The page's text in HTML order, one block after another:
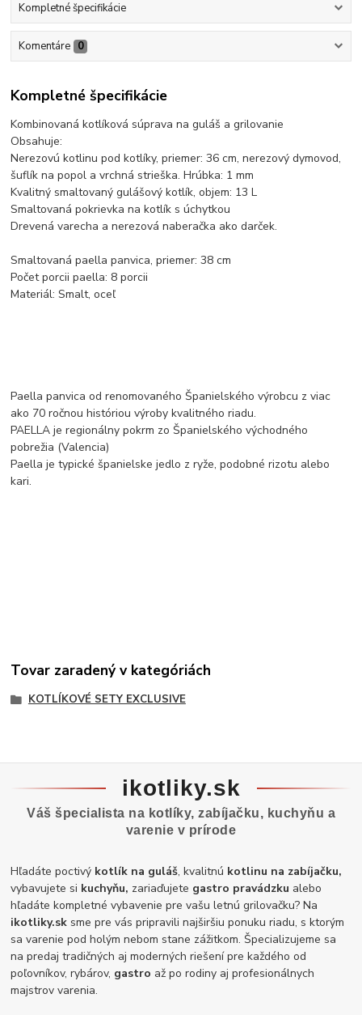
Kompletné špecifikácie
Komentáre 0
Kompletné špecifikácie
Kombinovaná kotlíková súprava na guláš a grilovanie
Obsahuje:
Nerezovú kotlinu pod kotlíky, priemer: 36 cm, nerezový dymovod,
šuflík na popol a vrchná strieška. Hrúbka: 1 mm
Kvalitný smaltovaný gulášový kotlík, objem: 13 L
Smaltovaná pokrievka na kotlík s úchytkou
Drevená varecha a nerezová naberačka ako darček.
Smaltovaná paella panvica, priemer: 38 cm
Počet porcii paella: 8 porcii
Materiál: Smalt, oceľ
Paella panvica od renomovaného Španielského výrobcu z viac
ako 70 ročnou históriou výroby kvalitného riadu.
PAELLA je regionálny pokrm zo Španielského východného
pobrežia (Valencia)
Paella je typické španielske jedlo z ryže, podobné rizotu alebo
kari.
Tovar zaradený v kategóriách
KOTLÍKOVÉ SETY EXCLUSIVE
ikotliky.sk
Váš špecialista na kotlíky, zabíjačku, kuchyňu a
varenie v prírode
Hľadáte poctivý kotlík na guláš, kvalitnú kotlinu na zabíjačku,
vybavujete si kuchyňu, zariaďujete gastro pravádzku alebo
hľadáte kompletné vybavenie pre vašu letnú grilovačku? Na
ikotliky.sk sme pre vás pripravili najširšiu ponuku riadu, s ktorým
sa varenie pod holým nebom stane zážitkom. Špecializujeme sa
na predaj tradičných aj moderných riešení pre každého od
poľovníkov, rybárov, gastro až po rodiny aj profesionálnych
majstrov varenia.